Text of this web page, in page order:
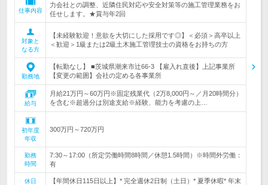
仕事内容
力会社との調整、近隣住民対応や安全対策等の施工管理業務をお
任せします。★賞与年2回
対象と
なる方
【未経験歓迎！意欲を大切にした採用です◎】＜必須＞高卒以上
＜歓迎＞1級または2級土木施工管理技士の資格をお持ちの方
勤務地
【転勤なし】 ■茨城県潮来市辻66-3 【雇入れ直後】上記事業所
【変更の範囲】会社の定める各事業所
給与
月給21万円～60万円※固定残業代（2万8,000円～／月20時間分）
を含む※超過分は別途支給※経験、能力を考慮の上…
初年度
年収
300万円～720万円
勤務
時間
7:30～17:00（所定労働時間8時間／休憩1.5時間）※時間外労働：
有
休日
【年間休日115日以上】* 完全週休2日制（土日）* 夏季休暇* 年末